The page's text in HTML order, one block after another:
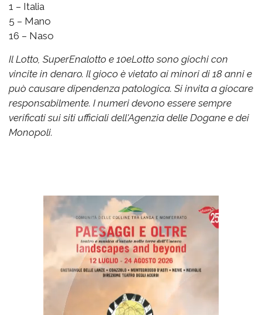
1 – Italia
5 – Mano
16 – Naso
Il Lotto, SuperEnalotto e 10eLotto sono giochi con
vincite in denaro. Il gioco è vietato ai minori di 18 anni e
può causare dipendenza patologica. Si invita a giocare
responsabilmente. I numeri devono essere sempre
verificati sui siti ufficiali dell'Agenzia delle Dogane e dei
Monopoli.